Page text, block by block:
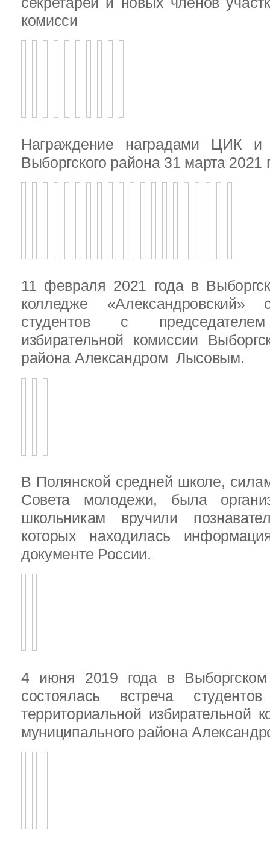
комисси
Награждение наградами ЦИК
Выборгского района 31 марта 2021
11 февраля 2021 года в
колледже «Александровский»
студентов с председателем
избирательной комиссии
района Александром Лысовым.
В Полянской средней школе,
Совета молодежи, была
школьникам вручили
которых находилась
документе России.
4 июня 2019 года в
состоялась встреча
территориальной избирательной
муниципального района